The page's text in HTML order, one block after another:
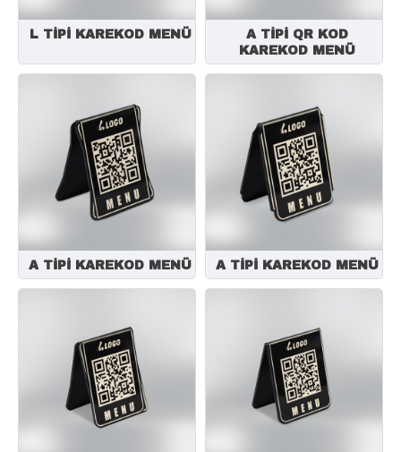
L TİPİ KAREKOD MENÜ
A TİPİ QR KOD
KAREKOD MENÜ
A TİPİ KAREKOD MENÜ A TİPİ KAREKOD MENÜ